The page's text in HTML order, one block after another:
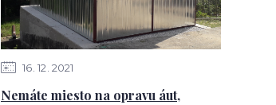
16 12 2021
Nemáte miesto na opravu áut,